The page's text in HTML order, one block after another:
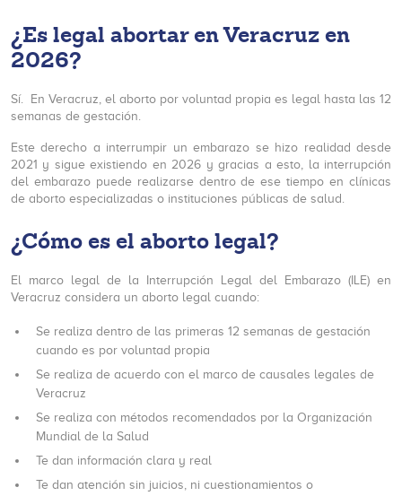
¿Es legal abortar en Veracruz en
2026?
Sí. En Veracruz, el aborto por voluntad propia es legal hasta las 12
semanas de gestación.
Este derecho a interrumpir un embarazo se hizo realidad desde
2021 y sigue existiendo en 2026 y gracias a esto, la interrupción
del embarazo puede realizarse dentro de ese tiempo en clínicas
de aborto especializadas o instituciones públicas de salud.
¿Cómo es el aborto legal?
El marco legal de la Interrupción Legal del Embarazo (ILE) en
Veracruz considera un aborto legal cuando:
Se realiza dentro de las primeras 12 semanas de gestación
cuando es por voluntad propia
Se realiza de acuerdo con el marco de causales legales de
Veracruz
Se realiza con métodos recomendados por la Organización
Mundial de la Salud
Te dan información clara y real
Te dan atención sin juicios, ni cuestionamientos o